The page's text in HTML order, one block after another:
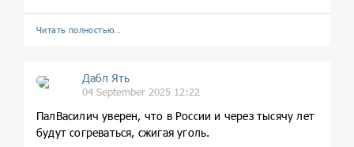
Читать полностью…
Дабл Ять
04 September 2025 12:22
ПалВасилич уверен, что в России и через тысячу лет
будут согреваться, сжигая уголь.